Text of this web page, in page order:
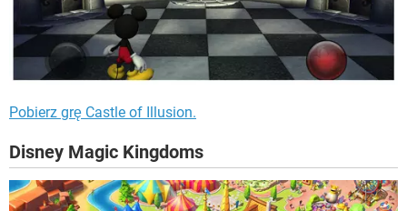
Pobierz grę Castle of Illusion.
Disney Magic Kingdoms